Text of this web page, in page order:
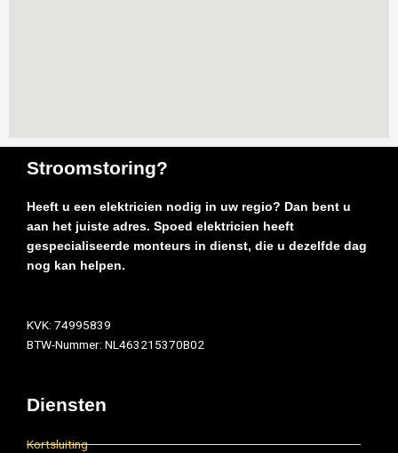
Stroomstoring?
Heeft u een elektricien nodig in uw regio? Dan bent u
aan het juiste adres. Spoed elektricien heeft
gespecialiseerde monteurs in dienst, die u dezelfde dag
nog kan helpen.
KVK: 74995839
BTW-Nummer: NL463215370B02
Diensten
Kortsluiting